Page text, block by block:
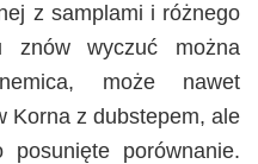
z samplami i różnego
znów wyczuć można
może nawet
Korna z dubstepem, ale
porównanie.